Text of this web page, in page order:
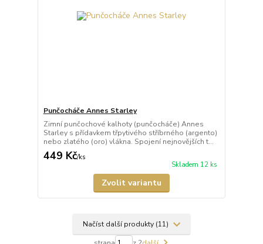
Punčocháče Annes Starley
Zimní punčochové kalhoty (punčocháče) Annes
Starley s přídavkem třpytivého stříbrného (argento)
nebo zlatého (oro) vlákna. Spojení nejnovějších t...
449 Kč/ks
Skladem 12 ks
Zvolit variantu
Načíst další produkty (11)